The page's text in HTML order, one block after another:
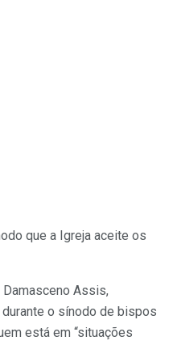
que a Igreja aceite os
Assis,
o sínodo de bispos
está em “situações